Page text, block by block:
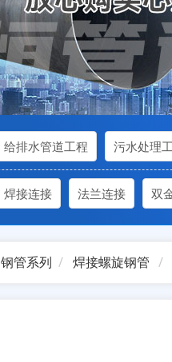
给排水管道工程 污水处理
焊接连接 法兰连接 双
钢管系列 焊接螺旋钢管